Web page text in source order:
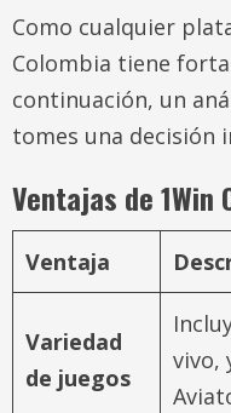
Como cualquier
Colombia tiene
continuación, un
tomes una decisión
Ventajas de 1Win
Ventaja
Variedad
de juegos
vivo,